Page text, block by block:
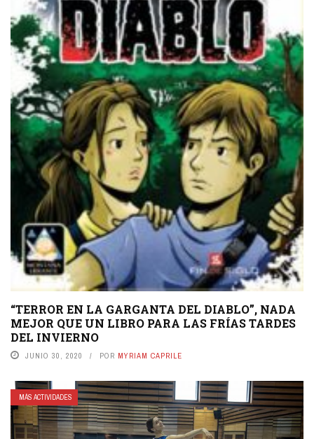
“TERROR EN LA GARGANTA DEL DIABLO”, NADA
MEJOR QUE UN LIBRO PARA LAS FRÍAS TARDES
DEL INVIERNO
JUNIO 30, 2020 POR MYRIAM CAPRILE
MÁS ACTIVIDADES